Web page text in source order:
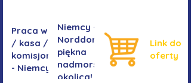
Praca w sklepie
/ kasa /
komisjonowanie
- Niemcy
Niemcy -
Norddorf -
piękna
nadmorska
okolica!
Link do
oferty